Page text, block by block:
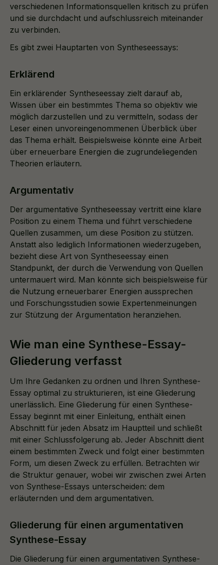
verschiedenen Informationsquellen kritisch zu prüfen
und sie durchdacht und aufschlussreich miteinander
zu verbinden.
Es gibt zwei Hauptarten von Syntheseessays:
Erklärend
Ein erklärender Syntheseessay zielt darauf ab,
Wissen über ein bestimmtes Thema so objektiv wie
möglich darzustellen und zu vermitteln, sodass der
Leser einen unvoreingenommenen Überblick über
das Thema erhält. Beispielsweise könnte eine Arbeit
über erneuerbare Energien die zugrundeliegenden
Theorien erläutern.
Argumentativ
Der argumentative Syntheseessay vertritt eine klare
Position zu einem Thema und führt verschiedene
Quellen zusammen, um diese Position zu stützen.
Anstatt also lediglich Informationen wiederzugeben,
bezieht diese Art von Syntheseessay einen
Standpunkt, der durch die Verwendung von Quellen
untermauert wird. Man könnte sich beispielsweise für
die Nutzung erneuerbarer Energien aussprechen
und Forschungsstudien sowie Expertenmeinungen
zur Stützung der Argumentation heranziehen.
Wie man eine Synthese-Essay-
Gliederung verfasst
Um Ihre Gedanken zu ordnen und Ihren Synthese-
Essay optimal zu strukturieren, ist eine Gliederung
unerlässlich. Eine Gliederung für einen Synthese-
Essay beginnt mit einer Einleitung, enthält einen
Abschnitt für jeden Absatz im Hauptteil und schließt
mit einer Schlussfolgerung ab. Jeder Abschnitt dient
einem bestimmten Zweck und folgt einer bestimmten
Form, um diesen Zweck zu erfüllen. Betrachten wir
die Struktur genauer, wobei wir zwischen zwei Arten
von Synthese-Essays unterscheiden: dem
erläuternden und dem argumentativen.
Gliederung für einen argumentativen
Synthese-Essay
Die Gliederung für einen argumentativen Synthese-